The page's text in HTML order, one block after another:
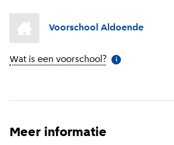
Voorschool Aldoende
Wat is een voorschool? Meer informatie
i
Meer informatie